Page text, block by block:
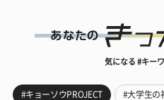
気になる #キー
#キョーソウPROJECT #大学生の